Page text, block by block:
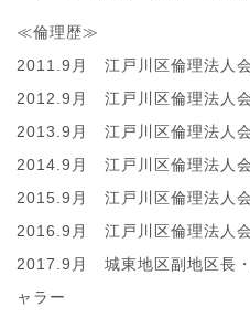
≪倫理歴≫
2011.9月 江戸川区倫理法人
2012.9月 江戸川区倫理法人
2013.9月 江戸川区倫理法人
2014.9月 江戸川区倫理法人
2015.9月 江戸川区倫理法人
2016.9月 江戸川区倫理法人
2017.9月 城東地区副地区長
ャラー